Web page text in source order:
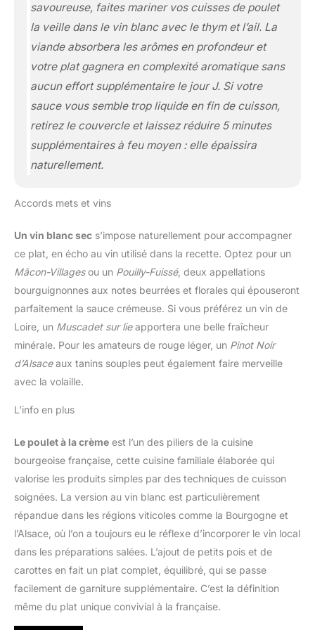
savoureuse, faites mariner vos cuisses de poulet
la veille dans le vin blanc avec le thym et l’ail. La
viande absorbera les arômes en profondeur et
votre plat gagnera en complexité aromatique sans
aucun effort supplémentaire le jour J. Si votre
sauce vous semble trop liquide en fin de cuisson,
retirez le couvercle et laissez réduire 5 minutes
supplémentaires à feu moyen : elle épaissira
naturellement.
Accords mets et vins
Un vin blanc sec s’impose naturellement pour accompagner
ce plat, en écho au vin utilisé dans la recette. Optez pour un
Mâcon-Villagesou un Pouilly-Fuissé, deux appellations
bourguignonnes aux notes beurrées et florales qui épouseront
parfaitement la sauce crémeuse. Si vous préférez un vin de
Loire, un Muscadet sur lieapportera une belle fraîcheur
minérale. Pour les amateurs de rouge léger, un Pinot Noir
d’Alsaceaux tanins souples peut également faire merveille
avec la volaille.
L’info en plus
Le poulet à la crème est l’un des piliers de la cuisine
bourgeoise française, cette cuisine familiale élaborée qui
valorise les produits simples par des techniques de cuisson
soignées. La version au vin blanc est particulièrement
répandue dans les régions viticoles comme la Bourgogne et
l’Alsace, où l’on a toujours eu le réflexe d’incorporer le vin local
dans les préparations salées. L’ajout de petits pois et de
carottes en fait un plat complet, équilibré, qui se passe
facilement de garniture supplémentaire. C’est la définition
même du plat unique convivial à la française.